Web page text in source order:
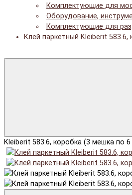
Комплектующие для
Оборудование,
Комплектующие для
Клей паркетный Kleiberit
Kleiberit 583.6, коробка (3 мешка по 6